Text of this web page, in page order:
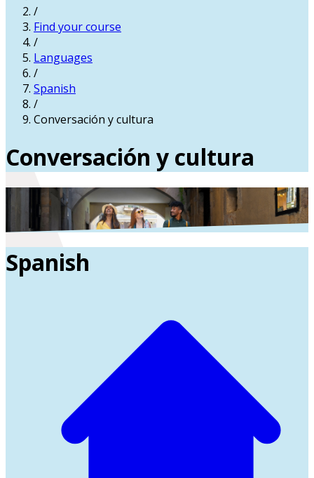
/
Find your course
/
Languages
/
Spanish
/
Conversación y cultura
Conversación y cultura
Spanish